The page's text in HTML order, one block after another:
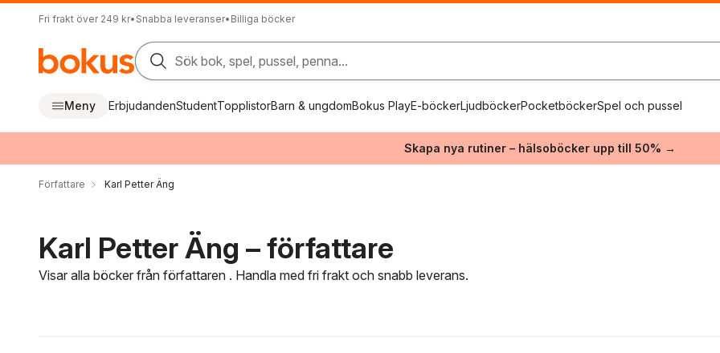
Fri frakt över 249 kr• Snabba leveranser• Billiga böcker
Sök bok, spel, pussel, penna...
Meny ErbjudandenStudentTopplistorBarn & ungdomBokus PlayE-böckerLjudböckerPocketböckerSpel och pussel
Skapa nya rutiner – hälsoböcker upp till 50% →
Författare Karl Petter Äng
Karl Petter Äng – författare
Visar alla böcker från författaren . Handla med fri frakt och snabb leverans.